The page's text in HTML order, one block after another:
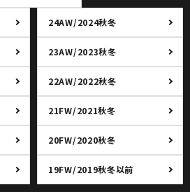
24AW/2024秋冬
23AW/2023秋冬
22AW/2022秋冬
21FW/2021秋冬
20FW/2020秋冬
19FW/2019秋冬以前